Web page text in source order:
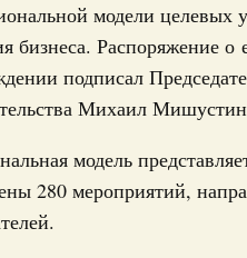
модели целевых
бизнеса. Распоряжение о
подписал
Михаил
модель
280 мероприятий,
6 августа, четверг
развитие. Инновации
поручения по
о
5 августа, среда